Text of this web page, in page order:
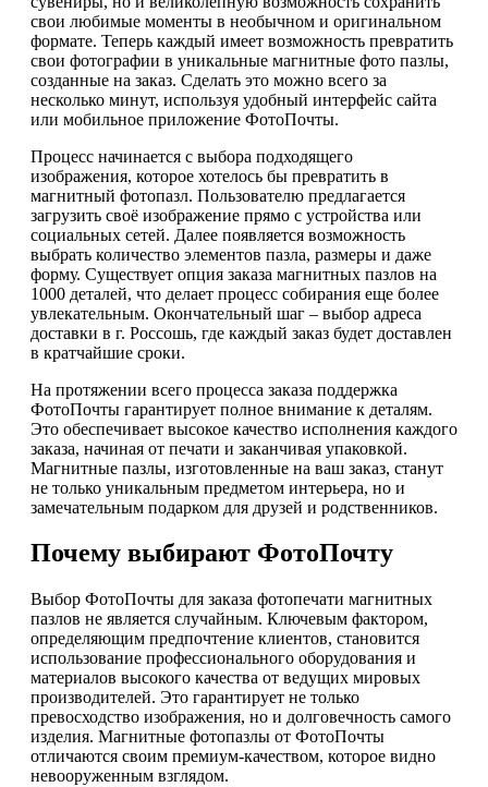
свои любимые моменты в необычном и оригинальном
формате. Теперь каждый имеет возможность превратить
свои фотографии в уникальные магнитные фото пазлы,
созданные на заказ. Сделать это можно всего за
несколько минут, используя удобный интерфейс сайта
или мобильное приложение ФотоПочты.
Процесс начинается с выбора подходящего
изображения, которое хотелось бы превратить в
магнитный фотопазл. Пользователю предлагается
загрузить своё изображение прямо с устройства или
социальных сетей. Далее появляется возможность
выбрать количество элементов пазла, размеры и даже
форму. Существует опция заказа магнитных пазлов на
1000 деталей, что делает процесс собирания еще более
увлекательным. Окончательный шаг – выбор адреса
доставки в г. Россошь, где каждый заказ будет доставлен
в кратчайшие сроки.
На протяжении всего процесса заказа поддержка
ФотоПочты гарантирует полное внимание к деталям.
Это обеспечивает высокое качество исполнения каждого
заказа, начиная от печати и заканчивая упаковкой.
Магнитные пазлы, изготовленные на ваш заказ, станут
не только уникальным предметом интерьера, но и
замечательным подарком для друзей и родственников.
Почему выбирают ФотоПочту
Выбор ФотоПочты для заказа фотопечати магнитных
пазлов не является случайным. Ключевым фактором,
определяющим предпочтение клиентов, становится
использование профессионального оборудования и
материалов высокого качества от ведущих мировых
производителей. Это гарантирует не только
превосходство изображения, но и долговечность самого
изделия. Магнитные фотопазлы от ФотоПочты
отличаются своим премиум-качеством, которое видно
невооруженным взглядом.